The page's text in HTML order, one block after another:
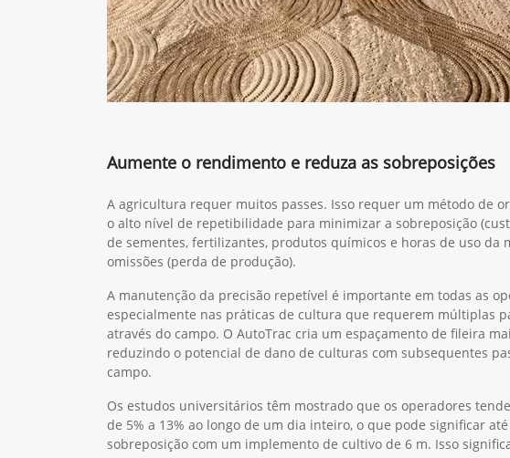
Aumente o rendimento e reduza as sobreposições
A agricultura requer muitos passes. Isso requer um método de
o alto nível de repetibilidade para minimizar a sobreposição
de sementes, fertilizantes, produtos químicos e horas de uso da
omissões (perda de produção).
A manutenção da precisão repetível é importante em todas as
especialmente nas práticas de cultura que requerem múltiplas
através do campo. O AutoTrac cria um espaçamento de fileira
reduzindo o potencial de dano de culturas com subsequentes
campo.
Os estudos universitários têm mostrado que os operadores
de 5% a 13% ao longo de um dia inteiro, o que pode significar
sobreposição com um implemento de cultivo de 6 m. Isso